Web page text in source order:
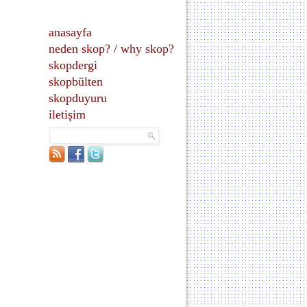
anasayfa
neden skop? / why skop?
skopdergi
skopbülten
skopduyuru
iletişim